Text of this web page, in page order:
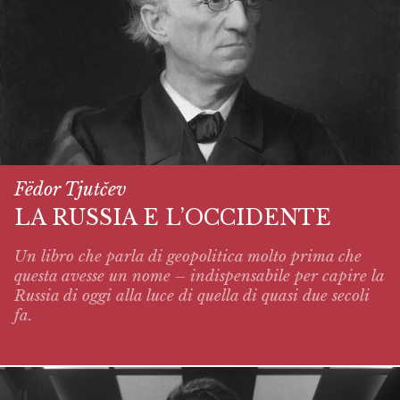
Fëdor Tjutčev
LA RUSSIA E L’OCCIDENTE
Un libro che parla di geopolitica molto prima che
questa avesse un nome – indispensabile per capire la
Russia di oggi alla luce di quella di quasi due secoli
fa.